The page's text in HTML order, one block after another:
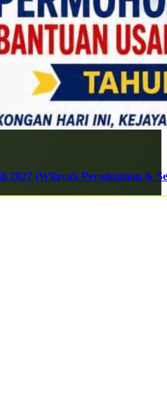
2027 (Wilayah Persekutuan &